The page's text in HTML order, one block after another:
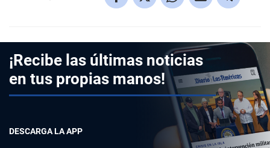
¡Recibe las últimas noticias
en tus propias manos!
DESCARGA LA APP